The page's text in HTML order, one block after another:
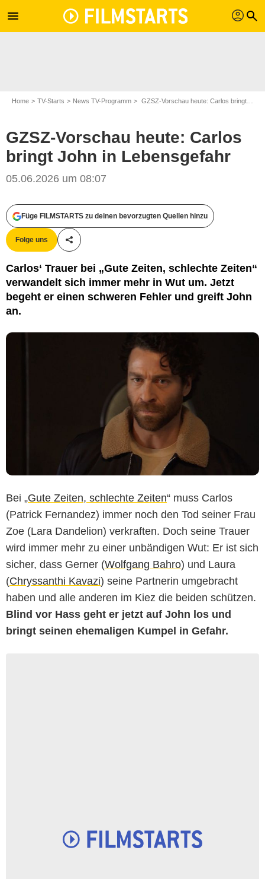
menu profil search
Home TV-Starts News TV-Programm GZSZ-Vorschau heute: Carlos bringt John in Lebensgefahr
GZSZ-Vorschau heute: Carlos
bringt John in Lebensgefahr
05.06.2026 um 08:07
Füge FILMSTARTS zu deinen bevorzugten Quellen hinzu
Folge uns
Teile diesen Artikel
Carlos‘ Trauer bei „Gute Zeiten, schlechte Zeiten“
verwandelt sich immer mehr in Wut um. Jetzt
begeht er einen schweren Fehler und greift John
an.
Bei „Gute Zeiten, schlechte Zeiten“ muss Carlos
(Patrick Fernandez) immer noch den Tod seiner Frau
Zoe (Lara Dandelion) verkraften. Doch seine Trauer
wird immer mehr zu einer unbändigen Wut: Er ist sich
sicher, dass Gerner (Wolfgang Bahro) und Laura
(Chryssanthi Kavazi) seine Partnerin umgebracht
haben und alle anderen im Kiez die beiden schützen.
Blind vor Hass geht er jetzt auf John los und
bringt seinen ehemaligen Kumpel in Gefahr.